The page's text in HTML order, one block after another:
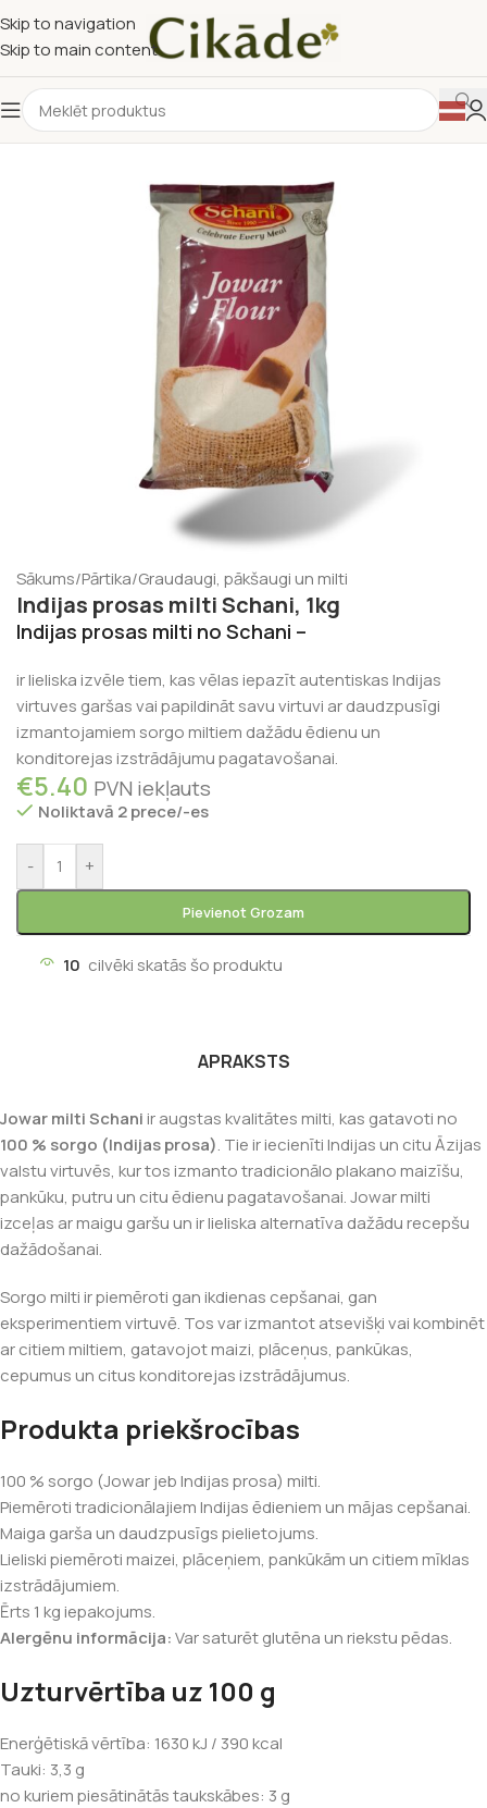
Skip to navigation
Skip to main content
Sākums/Pārtika/Graudaugi, pākšaugi un milti
Indijas prosas milti Schani, 1kg
Indijas prosas milti no Schani –
ir lieliska izvēle tiem, kas vēlas iepazīt autentiskas Indijas
virtuves garšas vai papildināt savu virtuvi ar daudzpusīgi
izmantojamiem sorgo miltiem dažādu ēdienu un
konditorejas izstrādājumu pagatavošanai.
€5.40 PVN iekļauts
Noliktavā 2 prece/-es
- +
Pievienot Grozam
10 cilvēki skatās šo produktu
APRAKSTS
Jowar milti Schaniir augstas kvalitātes milti, kas gatavoti no
100 % sorgo (Indijas prosa). Tie ir iecienīti Indijas un citu Āzijas
valstu virtuvēs, kur tos izmanto tradicionālo plakano maizīšu,
pankūku, putru un citu ēdienu pagatavošanai. Jowar milti
izceļas ar maigu garšu un ir lieliska alternatīva dažādu recepšu
dažādošanai.
Sorgo milti ir piemēroti gan ikdienas cepšanai, gan
eksperimentiem virtuvē. Tos var izmantot atsevišķi vai kombinēt
ar citiem miltiem, gatavojot maizi, plāceņus, pankūkas,
cepumus un citus konditorejas izstrādājumus.
Produkta priekšrocības
100 % sorgo (Jowar jeb Indijas prosa) milti.
Piemēroti tradicionālajiem Indijas ēdieniem un mājas cepšanai.
Maiga garša un daudzpusīgs pielietojums.
Lieliski piemēroti maizei, plāceņiem, pankūkām un citiem mīklas
izstrādājumiem.
Ērts 1 kg iepakojums.
Alergēnu informācija:Var saturēt glutēna un riekstu pēdas.
Uzturvērtība uz 100 g
Enerģētiskā vērtība: 1630 kJ / 390 kcal
Tauki: 3,3 g
no kuriem piesātinātās taukskābes: 3 g